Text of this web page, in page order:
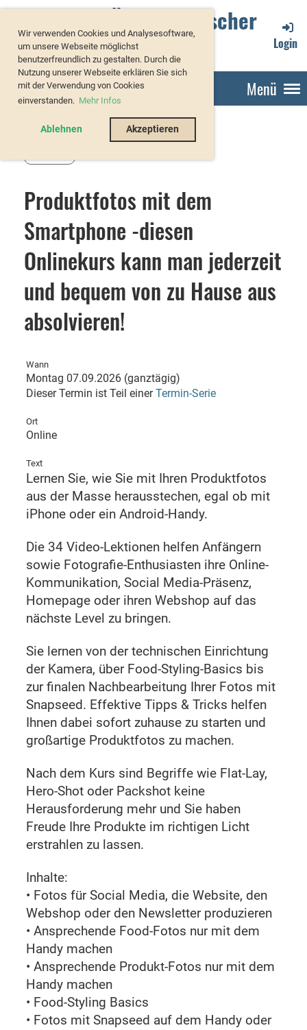
Wir verwenden Cookies und Analysesoftware,
um unsere Webseite möglichst
benutzerfreundlich zu gestalten. Durch die
Nutzung unserer Webseite erklären Sie sich
mit der Verwendung von Cookies
einverstanden. Mehr Infos
Ablehnen Akzeptieren
Verband Österreichischer
Forellenzüchter
Login
Menü
Produktfotos mit dem
Smartphone -diesen
Onlinekurs kann man jederzeit
und bequem von zu Hause aus
absolvieren!
Wann
Montag 07.09.2026 (ganztägig)
Dieser Termin ist Teil einerTermin-Serie
Ort
Online
Text
Lernen Sie, wie Sie mit Ihren Produktfotos
aus der Masse herausstechen, egal ob mit
iPhone oder ein Android-Handy.
Die 34 Video-Lektionen helfen Anfängern
sowie Fotografie-Enthusiasten ihre Online-
Kommunikation, Social Media-Präsenz,
Homepage oder ihren Webshop auf das
nächste Level zu bringen.
Sie lernen von der technischen Einrichtung
der Kamera, über Food-Styling-Basics bis
zur finalen Nachbearbeitung Ihrer Fotos mit
Snapseed. Effektive Tipps & Tricks helfen
Ihnen dabei sofort zuhause zu starten und
großartige Produktfotos zu machen.
Nach dem Kurs sind Begriffe wie Flat-Lay,
Hero-Shot oder Packshot keine
Herausforderung mehr und Sie haben
Freude Ihre Produkte im richtigen Licht
erstrahlen zu lassen.
Inhalte:
• Fotos für Social Media, die Website, den
Webshop oder den Newsletter produzieren
• Ansprechende Food-Fotos nur mit dem
Handy machen
• Ansprechende Produkt-Fotos nur mit dem
Handy machen
• Food-Styling Basics
• Fotos mit Snapseed auf dem Handy oder